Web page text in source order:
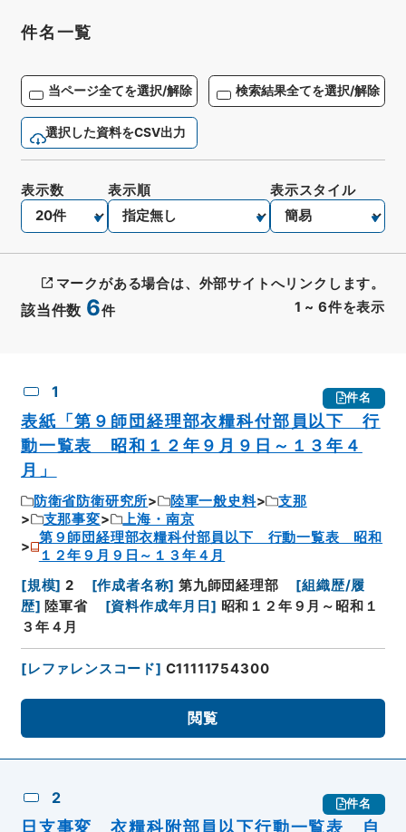
件名一覧
当ページ全てを選択/解除 検索結果全てを選択/解除
選択した資料をCSV出力
該当件数 6件 1 ~ 6件を表示
表示数 表示順 表示スタイル
マークがある場合は、外部サイトへリンクします。
1 件名
表紙「第９師団経理部衣糧科付部員以下 行
動一覧表 昭和１２年９月９日～１３年４
月」
防衛省防衛研究所 陸軍一般史料
支那
支那事変
上海・南京
第９師団経理部衣糧科付部員以下 行動一覧表 昭和
１２年９月９日～１３年４月
[規模] 2 [作成者名称] 第九師団経理部 [組織歴/履
歴] 陸軍省 [資料作成年月日] 昭和１２年９月～昭和１
３年４月
[レファレンスコード] C11111754300
閲覧
2 件名
日支事変 衣糧科附部員以下行動一覧表 自